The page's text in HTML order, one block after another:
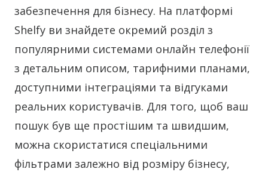
забезпечення для бізнесу. На платформі
Shelfy ви знайдете окремий розділ з
популярними системами онлайн телефонії
з детальним описом, тарифними планами,
доступними інтеграціями та відгуками
реальних користувачів. Для того, щоб ваш
пошук був ще простішим та швидшим,
можна скористатися спеціальними
фільтрами залежно від розміру бізнесу,